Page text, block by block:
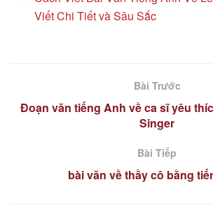
Viết Chi Tiết và Sâu Sắc
Bài Trước
Đoạn văn tiếng Anh về ca sĩ yêu
Singer
Bài Tiếp
bài văn về thầy cô bằng